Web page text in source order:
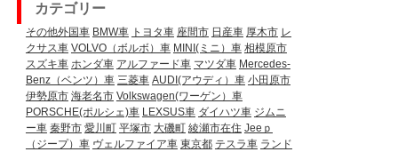
カテゴリー
その他外国車 BMW車 トヨタ車 座間市 日産車 厚木市 レ
クサス車 VOLVO（ボルボ）車 MINI(ミニ）車 相模原市
スズキ車 ホンダ車 アルファード車 マツダ車 Mercedes-
Benz（ベンツ）車 三菱車 AUDI(アウディ）車 小田原市
伊勢原市 海老名市 Volkswagen(ワーゲン）車
PORSCHE(ポルシェ)車 LEXSUS車 ダイハツ車 ジムニ
ー車 秦野市 愛川町 平塚市 大磯町 綾瀬市在住 Jeeｐ
（ジープ）車 ヴェルファイア車 東京都 テスラ車 ランド